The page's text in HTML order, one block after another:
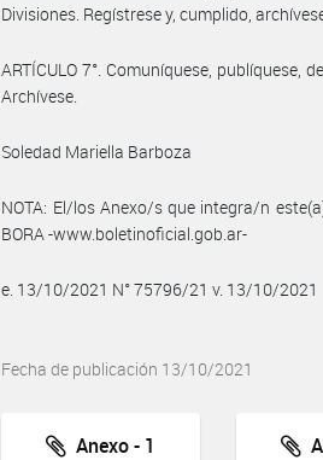
Divisiones. Regístrese y, cumplido,
ARTÍCULO 7°. Comuníquese, publíquese,
Archívese.
Soledad Mariella Barboza
NOTA: El/los Anexo/s que integra/n
BORA -www.boletinoficial.gob.ar-
e. 13/10/2021 N° 75796/21 v. 13/10/2021
Fecha de publicación 13/10/2021
Anexo - 1